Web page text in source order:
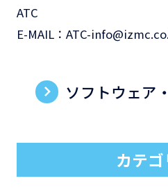
ATC
E-MAIL：ATC-
ソフトウェア
カテ